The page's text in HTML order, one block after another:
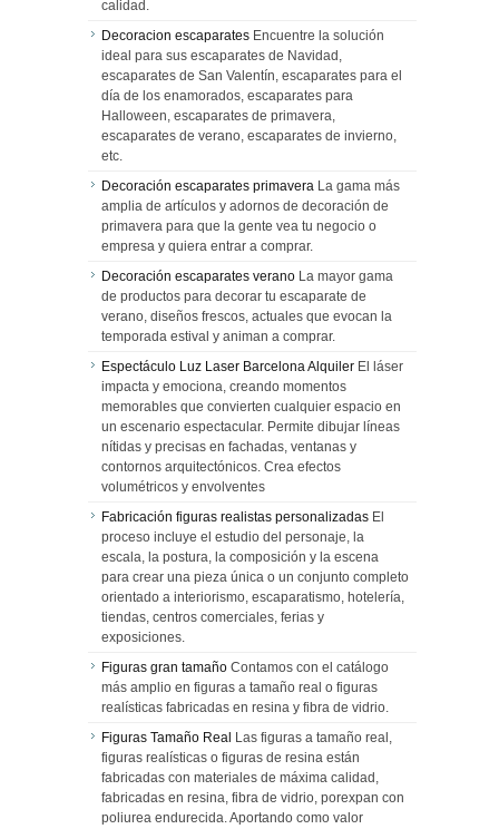
calidad.
Decoracion escaparates Encuentre la solución
ideal para sus escaparates de Navidad,
escaparates de San Valentín, escaparates para el
día de los enamorados, escaparates para
Halloween, escaparates de primavera,
escaparates de verano, escaparates de invierno,
etc.
Decoración escaparates primavera La gama más
amplia de artículos y adornos de decoración de
primavera para que la gente vea tu negocio o
empresa y quiera entrar a comprar.
Decoración escaparates verano La mayor gama
de productos para decorar tu escaparate de
verano, diseños frescos, actuales que evocan la
temporada estival y animan a comprar.
Espectáculo Luz Laser Barcelona Alquiler El láser
impacta y emociona, creando momentos
memorables que convierten cualquier espacio en
un escenario espectacular. Permite dibujar líneas
nítidas y precisas en fachadas, ventanas y
contornos arquitectónicos. Crea efectos
volumétricos y envolventes
Fabricación figuras realistas personalizadas El
proceso incluye el estudio del personaje, la
escala, la postura, la composición y la escena
para crear una pieza única o un conjunto completo
orientado a interiorismo, escaparatismo, hotelería,
tiendas, centros comerciales, ferias y
exposiciones.
Figuras gran tamaño Contamos con el catálogo
más amplio en figuras a tamaño real o figuras
realísticas fabricadas en resina y fibra de vidrio.
Figuras Tamaño Real Las figuras a tamaño real,
figuras realísticas o figuras de resina están
fabricadas con materiales de máxima calidad,
fabricadas en resina, fibra de vidrio, porexpan con
poliurea endurecida. Aportando como valor